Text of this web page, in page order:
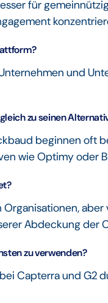
für
und
zu seinen
beginnen
wie Optimy oder
Abdeckung der
zu verwenden?
Capterra und G2